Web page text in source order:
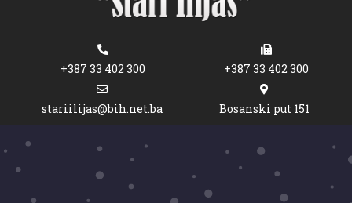
+387 33 402 300 +387 33 402 300
stariilijas@bih.net.ba Bosanski put 151